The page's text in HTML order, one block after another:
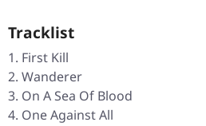
Tracklist
First Kill
Wanderer
On A Sea Of Blood
One Against All